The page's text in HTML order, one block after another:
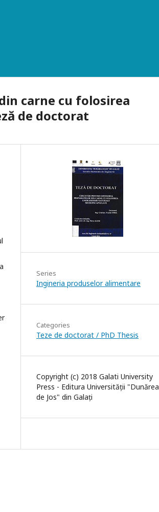
carne cu folosirea
de doctorat
Series
Ingineria produselor alimentare
Categories
Teze de doctorat / PhD Thesis
Copyright (c) 2018 Galati University
Press - Editura Universității "Dunărea
de Jos" din Galați